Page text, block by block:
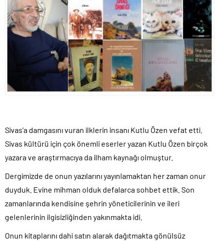
Sivas’a damgasını vuran ilklerin insanı Kutlu Özen vefat etti.
Sivas kültürü için çok önemli eserler yazan Kutlu Özen birçok
yazara ve araştırmacıya da ilham kaynağı olmuştur.
Dergimizde de onun yazılarını yayınlamaktan her zaman onur
duyduk. Evine mihman olduk defalarca sohbet ettik. Son
zamanlarında kendisine şehrin yöneticilerinin ve ileri
gelenlerinin ilgisizliğinden yakınmakta idi.
Onun kitaplarını dahi satın alarak dağıtmakta gönülsüz